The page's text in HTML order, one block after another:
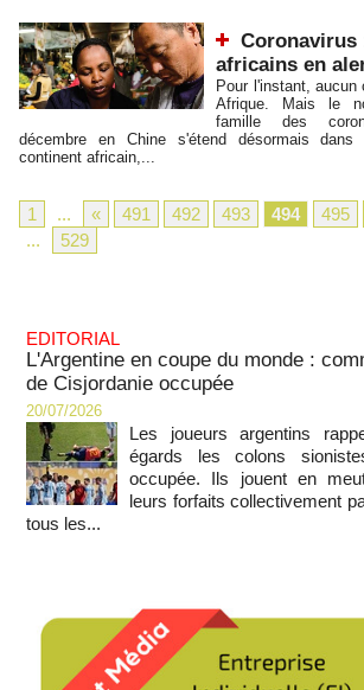
Coronavirus
africains en
Pour l'instant,
Afrique. Mais le
famille des
décembre en Chine s'étend désormais
continent africain,...
1 ... « 491 492 493 494 495
...
529
EDITORIAL
L'Argentine en coupe du monde :
de Cisjordanie occupée
20/07/2026
Les joueurs argentins
égards les colons
occupée. Ils jouent en
leurs forfaits collectivement
tous les...